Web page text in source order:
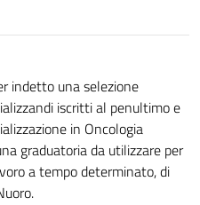
indetto una selezione
iscritti al penultimo e
in Oncologia
graduatoria da utilizzare per
a tempo determinato, di